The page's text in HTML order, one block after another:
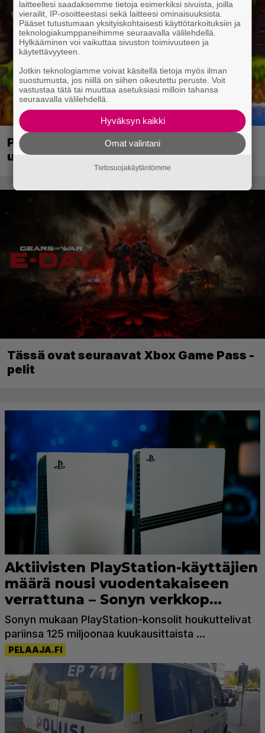
PS1-ajan klassikkoloikinta Croc 2 palaa
uudistettuna nykykonsoleille ja PC:lle
Tässä ovat seuraavat Xbox Game Pass -
pelit
laitteellesi saadaksemme tietoja esimerkiksi sivuista, joilla
vierailit, IP-osoitteestasi sekä laitteesi ominaisuuksista.
Pääset tutustumaan yksityiskohtaisesti käyttötarkoituksiin ja
teknologiakumppaneihimme seuraavalla välilehdellä.
Hylkääminen voi vaikuttaa sivuston toimivuuteen ja
käytettävyyteen.
Jotkin teknologiamme voivat käsitellä tietoja myös ilman
suostumusta, jos niillä on siihen oikeutettu peruste. Voit
vastustaa tätä tai muuttaa asetuksiasi milloin tahansa
seuraavalla välilehdellä.
Hyväksyn kaikki
Omat valintani
Tietosuojakäytäntömme